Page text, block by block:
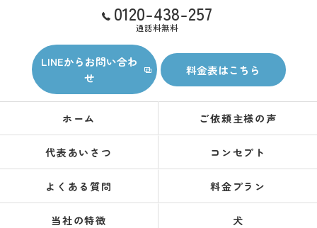
0120-438-257
通話料無料
LINEからお問い合わ
せ
料金表はこちら
ホーム ご依頼主様の声
代表あいさつ コンセプト
よくある質問 料金プラン
当社の特徴 犬